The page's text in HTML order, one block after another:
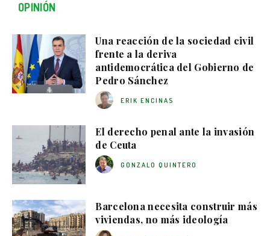
OPINIÓN
Una reacción de la sociedad civil
frente a la deriva
antidemocrática del Gobierno de
Pedro Sánchez
ERIK ENCINAS
El derecho penal ante la invasión
de Ceuta
GONZALO QUINTERO
Barcelona necesita construir más
viviendas, no más ideología